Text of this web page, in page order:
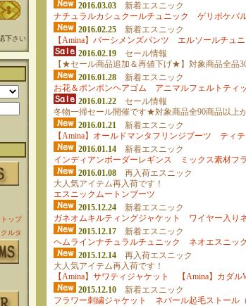
2016.03.03新着エスニック
ナチュラルカシュクールチュニック
ゲリポケバ
2016.02.25新着エスニック
【Amina】バーシメンズパンツ
エルソールチュニ
2016.02.19セール情報
【★セール商品追加＆再値下げ★】対象商品全品
2016.01.28新着エスニック
お花＆ポンポンヘアゴム
アニマルフェルトティ
2016.01.22セール情報
冬物一掃セール開催です★対象商品全90商品以上
2016.01.21新着エスニック
【Amina】オールドマンタフリンジブーツ
ティ
2016.01.14新着エスニック
インディアンボーダーレギンス
ミックス素材フ
2016.01.08再入荷エスニック
大人気アイテム再入荷です！
エスニックムートンブーツ
2015.12.24新着エスニック
ガネオムキルティングジャケット
ワイヤー入り
2015.12.17新着エスニック
ヘムラインナチュラルチュニック
ネオエスニッ
2015.12.14再入荷エスニック
大人気アイテム再入荷です！
【Amina】サワティジャケット
【Amina】カダ
2015.12.10新着エスニック
フラワー刺繍ジャケット
ネパール起毛ストール
下さい
ップ
ルタ